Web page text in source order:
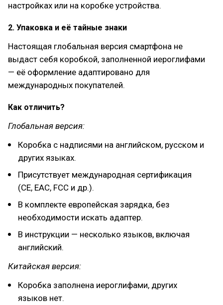
настройках или на коробке устройства.
2. Упаковка и её тайные знаки
Настоящая глобальная версия смартфона не
выдаст себя коробкой, заполненной иероглифами
— её оформление адаптировано для
международных покупателей.
Как отличить?
Глобальная версия:
Коробка с надписями на английском, русском и
других языках.
Присутствует международная сертификация
(CE, EAC, FCC и др.).
В комплекте европейская зарядка, без
необходимости искать адаптер.
В инструкции — несколько языков, включая
английский.
Китайская версия:
Коробка заполнена иероглифами, других
языков нет.